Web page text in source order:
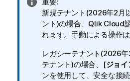
報
メ
モ
新規テナント(2026年2月
ント)の場合、 Qlik Cloud
れます。手動による操作は
レガシーテナント(2026
テナント)の場合、[ジョイ
ンを使用して、安全な接